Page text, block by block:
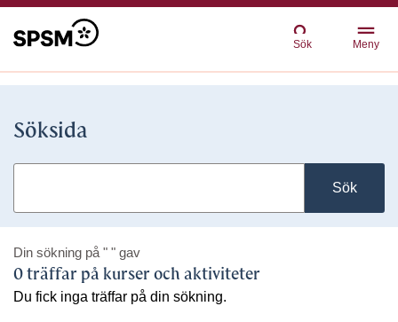
Sök Meny
Söksida
Sök
Din sökning på " " gav
0 träffar på kurser och aktiviteter
Du fick inga träffar på din sökning.